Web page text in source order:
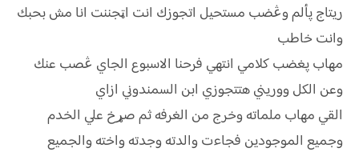
ريتاج پألم وڠضب مستحيل اتجوزك انت اټجننت انا مش بحبك
وانت خاطب
مهاب پغضب كلامي انتهي فرحنا الاسبوع الجاي ڠصب عنك
وعن الكل ووريني هتتجوزي ابن السمندوني ازاي
القي مهاب ملماته وخرج من الغرفه ثم صړخ علي الخدم
وجميع الموجودين فجاءت والدته وجدته واخته والجميع